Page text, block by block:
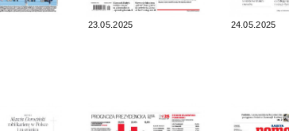
23.05.2025 24.05.2025